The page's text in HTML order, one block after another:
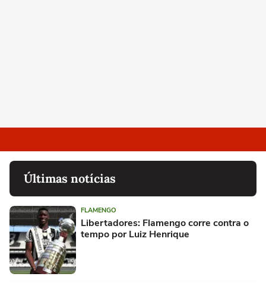
Últimas notícias
FLAMENGO
Libertadores: Flamengo corre contra o
tempo por Luiz Henrique